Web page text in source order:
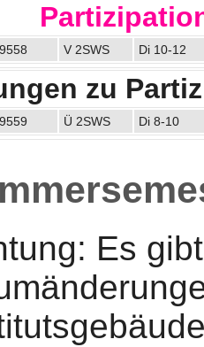
V 2SWS Di 10-12
zu
Ü 2SWS Di 8-10
Es